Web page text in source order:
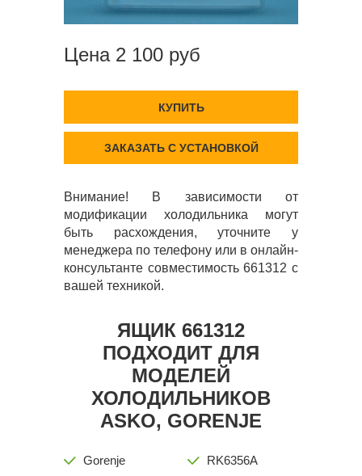
Цена 2 100 руб
КУПИТЬ
ЗАКАЗАТЬ С УСТАНОВКОЙ
Внимание! В зависимости от
модификации холодильника могут
быть расхождения, уточните у
менеджера по телефону или в онлайн-
консультанте совместимость 661312 с
вашей техникой.
ЯЩИК 661312
ПОДХОДИТ ДЛЯ
МОДЕЛЕЙ
ХОЛОДИЛЬНИКОВ
ASKO, GORENJE
Gorenje
RK6356A